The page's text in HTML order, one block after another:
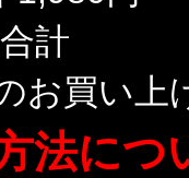
計
お買い上
法につ